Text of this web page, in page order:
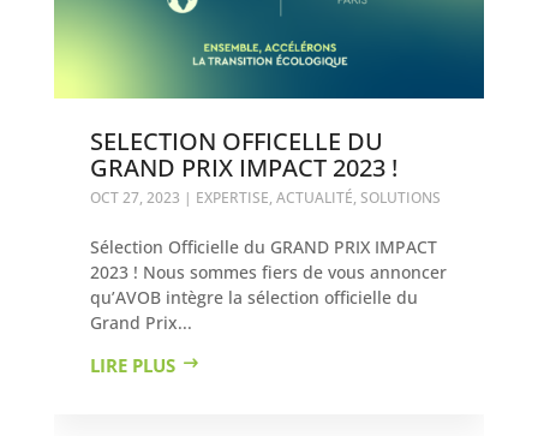
SELECTION OFFICELLE DU
GRAND PRIX IMPACT 2023 !
OCT 27, 2023 | EXPERTISE, ACTUALITÉ, SOLUTIONS
Sélection Officielle du GRAND PRIX IMPACT
2023 ! Nous sommes fiers de vous annoncer
qu’AVOB intègre la sélection officielle du
Grand Prix...
LIRE PLUS